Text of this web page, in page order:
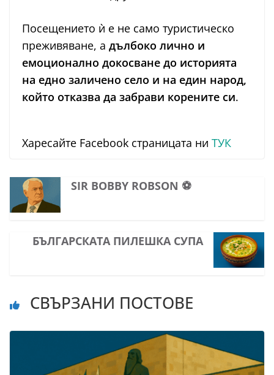
Посещението ѝ е не само туристическо
преживяване, а дълбоко лично и
емоционално докосване до историята
на едно заличено село и на един народ,
който отказва да забрави корените си.
Харесайте Facebook страницата ни ТУК
SIR BOBBY ROBSON ⚽
БЪЛГАРСКАТА ПИЛЕШКА СУПА
СВЪРЗАНИ ПОСТОВЕ